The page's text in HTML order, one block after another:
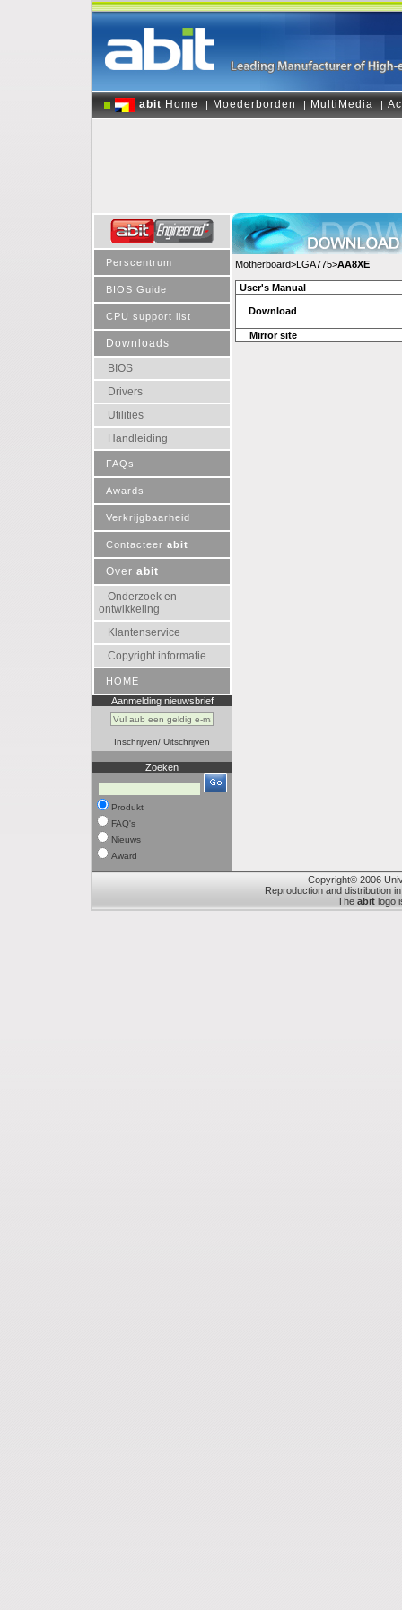
abit Home | Moederborden | MultiMedia |
| Perscentrum
| BIOS Guide
| CPU support list
|
Downloads
BIOS
Drivers
Utilities
Handleiding
| FAQs
| Awards
| Verkrijgbaarheid
| Contacteer abit
| Over abit
Onderzoek en
ontwikkeling
Klantenservice
Copyright informatie
| HOME
Aanmelding nieuwsbrief
Inschrijven/ Uitschrijven
Zoeken
Produkt
FAQ's
Nieuws
Award
Motherboard>LGA775>AA8XE
User's Manual
Download
Mirror site
Copyright© 2006
Reproduction and distribution
The abit logo